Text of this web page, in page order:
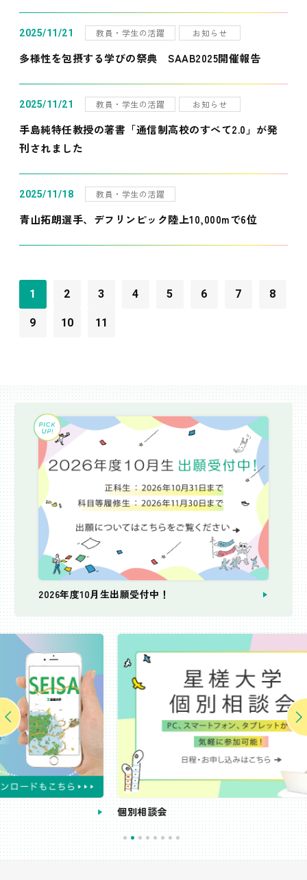
2025/11/21 教員・学生の活躍 お知らせ
多様性を包摂する学びの祭典 SAAB2025開催報告
2025/11/21 教員・学生の活躍 お知らせ
手島純特任教授の著書「通信制高校のすべて2.0」が発
刊されました
2025/11/18 教員・学生の活躍
青山拓朗選手、デフリンピック陸上10,000mで6位
1 2 3 4 5 6 7 8
9 10 11
2026年度10月生出願受付中！
個別相談会 受